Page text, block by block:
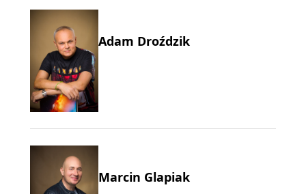
Adam Droździk
Marcin Glapiak